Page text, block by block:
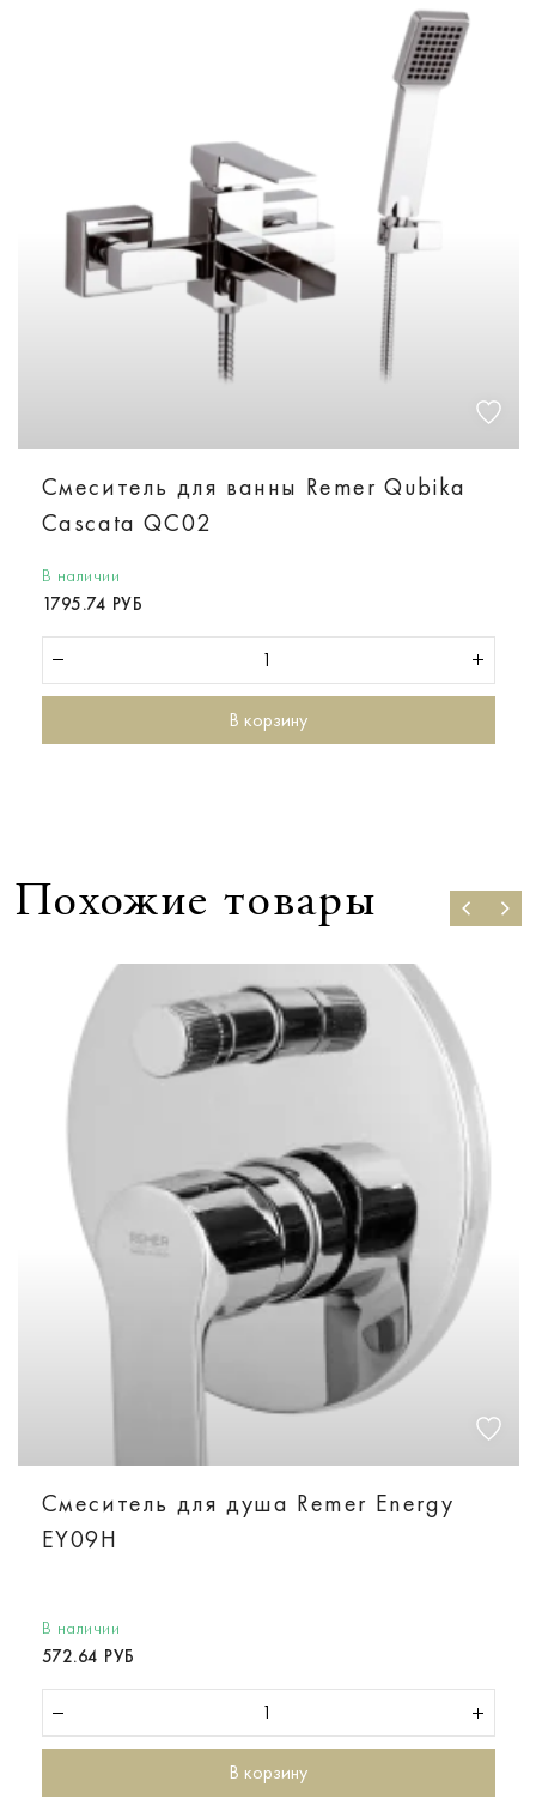
Смеситель для ванны Remer Qubika
Cascata QC02
В наличии
1795.74 РУБ
В корзину
Похожие товары
Смеситель для душа Remer Energy
EY09H
В наличии
572.64 РУБ
В корзину